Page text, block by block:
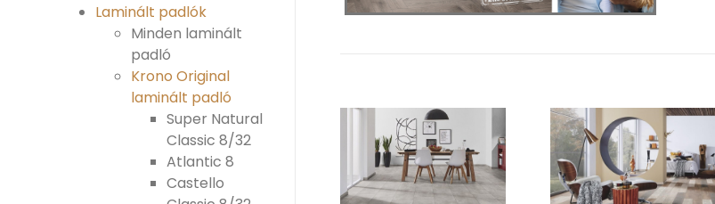
Laminált padlók
Minden laminált
padló
Krono Original
laminált padló
Super Natural
Classic 8/32
Atlantic 8
Castello